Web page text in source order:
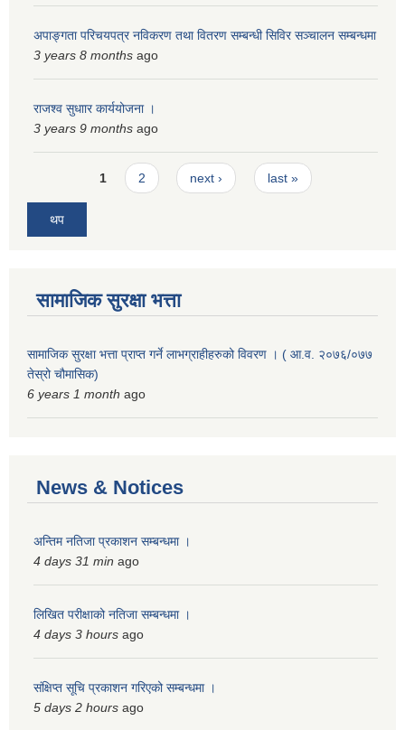
अपाङ्गता परिचयपत्र नविकरण तथा वितरण सम्बन्धी सिविर सञ्चालन सम्बन्धमा
3 years 8 months ago
राजश्व सुधाार कार्ययोजना ।
3 years 9 months ago
Pages1 2 next › last »
थप
सामाजिक सुरक्षा भत्ता
सामाजिक सुरक्षा भत्ता प्राप्त गर्ने लाभग्राहीहरुको विवरण । ( आ.व. २०७६/०७७
तेस्रो चौमासिक)
6 years 1 month ago
News & Notices
अन्तिम नतिजा प्रकाशन सम्बन्धमा ।
4 days 31 min ago
लिखित परीक्षाको नतिजा सम्बन्धमा ।
4 days 3 hours ago
संक्षिप्त सूचि प्रकाशन गरिएको सम्बन्धमा ।
5 days 2 hours ago